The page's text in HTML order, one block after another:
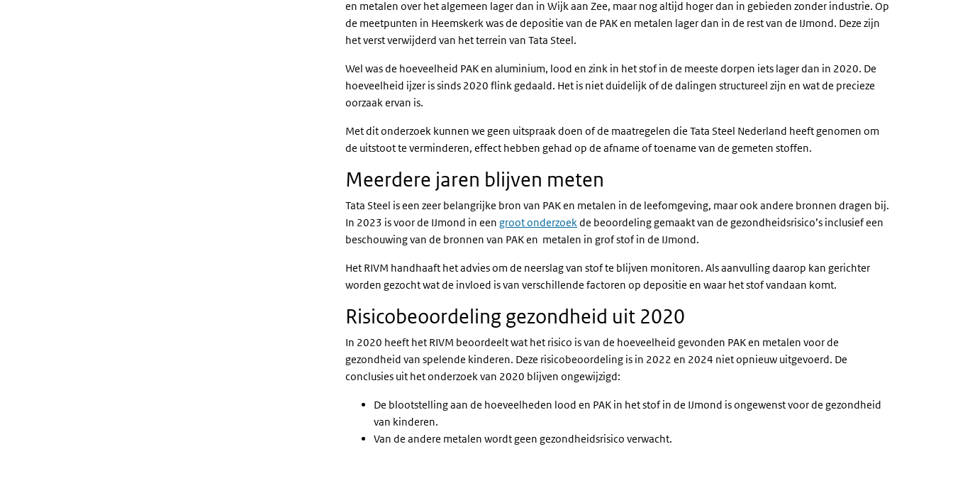
en metalen over het algemeen lager dan in Wijk aan Zee, maar nog altijd hoger dan in gebieden zonder industrie. Op
de meetpunten in Heemskerk was de depositie van de PAK en metalen lager dan in de rest van de IJmond. Deze zijn
het verst verwijderd van het terrein van Tata Steel.
Wel was de hoeveelheid PAK en aluminium, lood en zink in het stof in de meeste dorpen iets lager dan in 2020. De
hoeveelheid ijzer is sinds 2020 flink gedaald. Het is niet duidelijk of de dalingen structureel zijn en wat de precieze
oorzaak ervan is.
Met dit onderzoek kunnen we geen uitspraak doen of de maatregelen die Tata Steel Nederland heeft genomen om
de uitstoot te verminderen, effect hebben gehad op de afname of toename van de gemeten stoffen.
Meerdere jaren blijven meten
Tata Steel is een zeer belangrijke bron van PAK en metalen in de leefomgeving, maar ook andere bronnen dragen bij.
In 2023 is voor de IJmond in een groot onderzoekde beoordeling gemaakt van de gezondheidsrisico’s inclusief een
beschouwing van de bronnen van PAK en metalen in grof stof in de IJmond.
Het RIVM handhaaft het advies om de neerslag van stof te blijven monitoren. Als aanvulling daarop kan gerichter
worden gezocht wat de invloed is van verschillende factoren op depositie en waar het stof vandaan komt.
Risicobeoordeling gezondheid uit 2020
In 2020 heeft het RIVM beoordeelt wat het risico is van de hoeveelheid gevonden PAK en metalen voor de
gezondheid van spelende kinderen. Deze risicobeoordeling is in 2022 en 2024 niet opnieuw uitgevoerd. De
conclusies uit het onderzoek van 2020 blijven ongewijzigd:
De blootstelling aan de hoeveelheden lood en PAK in het stof in de IJmond is ongewenst voor de gezondheid
van kinderen.
Van de andere metalen wordt geen gezondheidsrisico verwacht.